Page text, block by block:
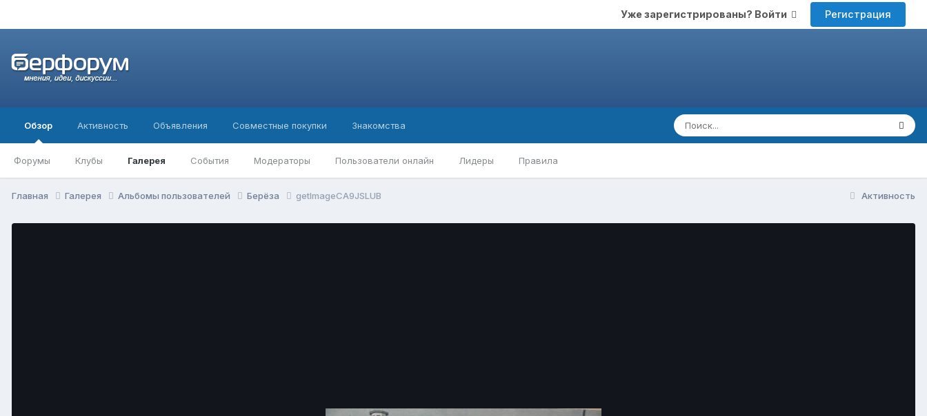
Уже зарегистрированы? Войти Регистрация
Обзор
Форумы Клубы Галерея События Модераторы Пользователи онлайн Лидеры Правила
Активность Объявления Совместные покупки Знакомства
Активность
Главная Галерея Альбомы пользователей Берёза getImageCA9JSLUB